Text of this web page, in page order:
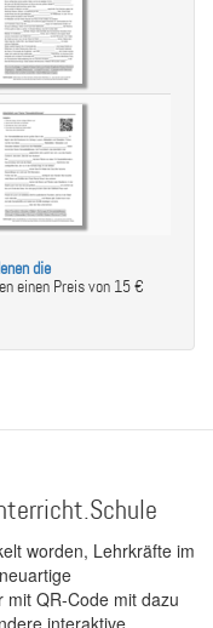
die
einen Preis von 15 €
worden, Lehrkräfte im
mit QR-Code mit dazu
interaktive